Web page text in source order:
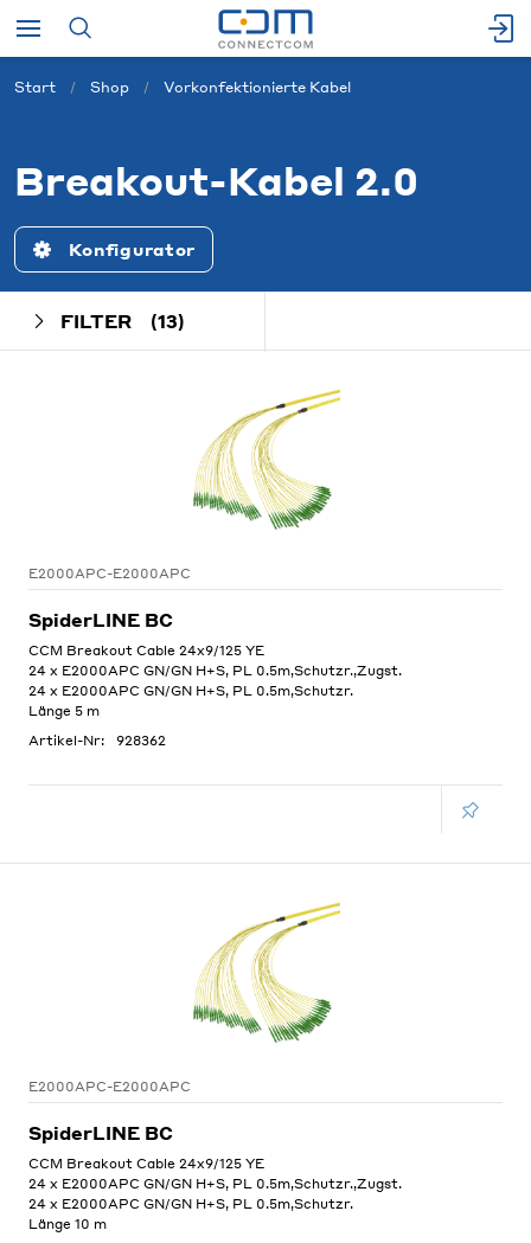
Start Shop Vorkonfektionierte Kabel
Breakout-Kabel 2.0
Konfigurator
FILTER (13)
E2000APC-E2000APC
SpiderLINE BC
CCM Breakout Cable 24x9/125 YE
24 x E2000APC GN/GN H+S, PL 0.5m,Schutzr.,Zugst.
24 x E2000APC GN/GN H+S, PL 0.5m,Schutzr.
Länge 5 m
Artikel-Nr:
928362
E2000APC-E2000APC
SpiderLINE BC
CCM Breakout Cable 24x9/125 YE
24 x E2000APC GN/GN H+S, PL 0.5m,Schutzr.,Zugst.
24 x E2000APC GN/GN H+S, PL 0.5m,Schutzr.
Länge 10 m